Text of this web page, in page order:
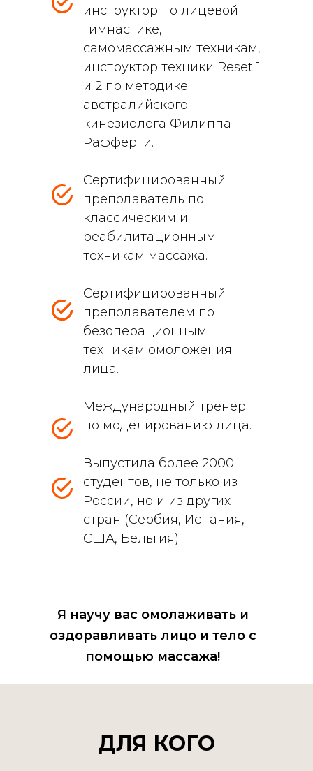
инструктор по лицевой
гимнастике,
самомассажным техникам,
инструктор техники Reset 1
и 2 по методике
австралийского
кинезиолога Филиппа
Рафферти.
Сертифицированный
преподаватель по
классическим и
реабилитационным
техникам массажа.
Сертифицированный
преподавателем по
безоперационным
техникам омоложения
лица.
Международный тренер
по моделированию лица.
Выпустила более 2000
студентов, не только из
России, но и из других
стран (Сербия, Испания,
США, Бельгия).
Я научу вас омолаживать и
оздоравливать лицо и тело с
помощью массажа!
ДЛЯ КОГО